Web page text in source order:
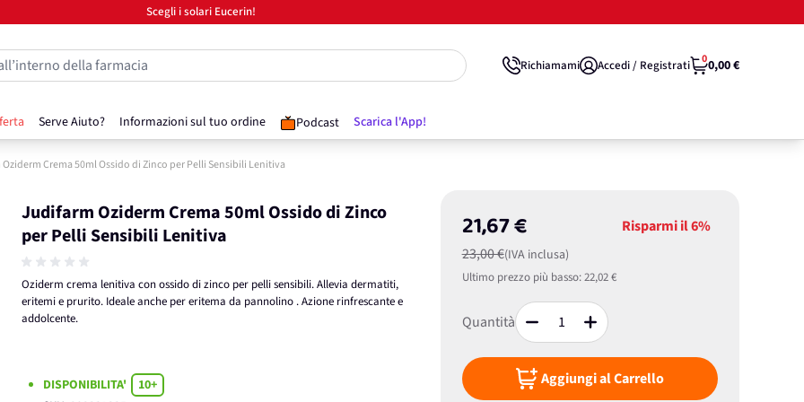
Scegli i solari Eucerin!
Serve Aiuto? Informazioni sul tuo ordine Podcast Scarica l'App!
della farmacia Richiamami Accedi / Registrati 00,00 €
Crema 50ml Ossido di Zinco per Pelli Sensibili Lenitiva
Judifarm Oziderm Crema 50ml Ossido di Zinco
per Pelli Sensibili Lenitiva
Oziderm crema lenitiva con ossido di zinco per pelli sensibili. Allevia dermatiti,
eritemi e prurito. Ideale anche per eritema da pannolino . Azione rinfrescante e
addolcente.
21,67 €
23,00 €(IVA inclusa)
Risparmi il6%
Ultimo prezzo più basso:22,02 €
Quantità
Aggiungi al Carrello
DISPONIBILITA'
10+